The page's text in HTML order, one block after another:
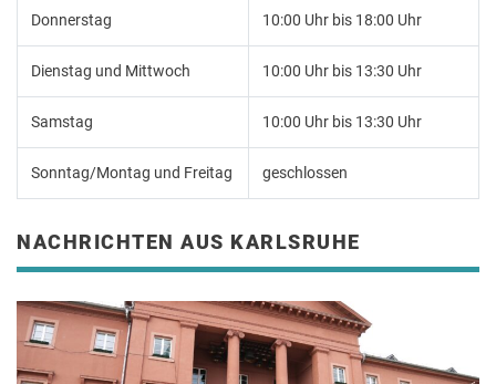
Donnerstag 10:00 Uhr bis 18:00 Uhr
Dienstag und Mittwoch 10:00 Uhr bis 13:30 Uhr
Samstag 10:00 Uhr bis 13:30 Uhr
Sonntag/Montag und Freitag geschlossen
NACHRICHTEN AUS KARLSRUHE